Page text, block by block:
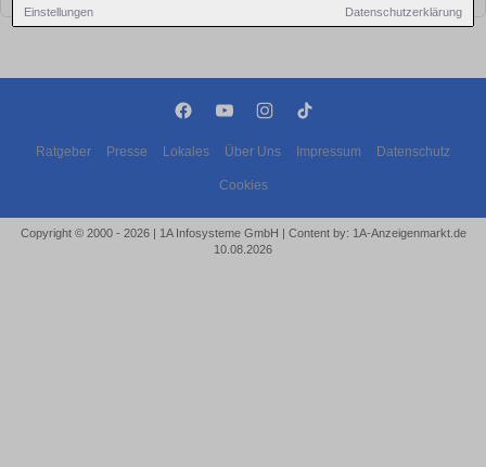
Einstellungen Datenschutzerklärung
Ratgeber Presse Lokales Über Uns Impressum Datenschutz
Cookies
Copyright © 2000 - 2026 | 1A Infosysteme GmbH | Content by: 1A-Anzeigenmarkt.de
10.08.2026